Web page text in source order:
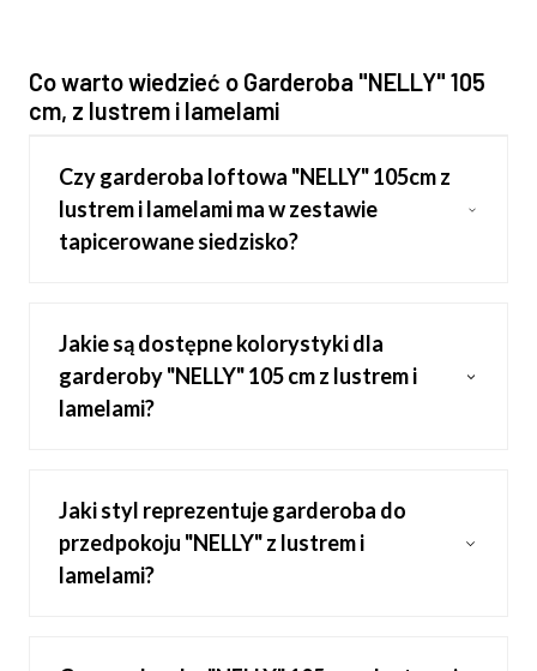
Co warto wiedzieć o Garderoba "NELLY" 105
cm, z lustrem i lamelami
Czy garderoba loftowa "NELLY" 105cm z
lustrem i lamelami ma w zestawie
tapicerowane siedzisko?
Jakie są dostępne kolorystyki dla
garderoby "NELLY" 105 cm z lustrem i
lamelami?
Jaki styl reprezentuje garderoba do
przedpokoju "NELLY" z lustrem i
lamelami?